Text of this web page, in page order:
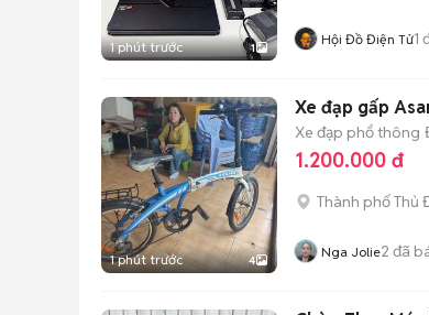
1 phút trước 1 Hội Đồ Điện Tử1
1 phút trước 4
Xe đạp gấp
Xe đạp phổ thông
1.200.000 đ
Thành phố Thủ
Nga Jolie2 đã